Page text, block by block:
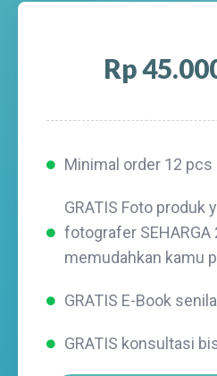
Rp
Minimal order 12 pcs
GRATIS Foto produk
fotografer SEHARGA
memudahkan kamu
GRATIS E-Book
GRATIS konsultasi